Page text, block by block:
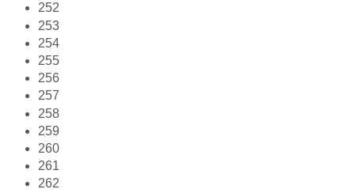
252
253
254
255
256
257
258
259
260
261
262